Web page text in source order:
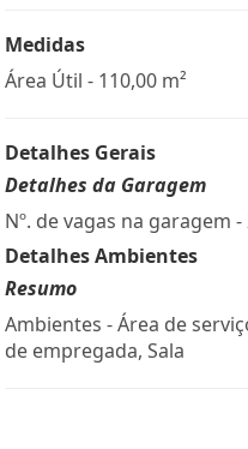
Medidas
Área Útil - 110,00 m²
Detalhes Gerais
Detalhes da Garagem
Nº. de vagas na garagem -
Detalhes Ambientes
Resumo
Ambientes - Área de
de empregada, Sala